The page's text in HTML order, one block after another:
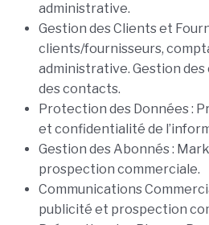
administrative.
Gestion des Clients et
clients/fournisseurs,
administrative. Gestion
des contacts.
Protection des Données :
et confidentialité de
Gestion des Abonnés :
prospection commerciale.
Communications
publicité et prospection